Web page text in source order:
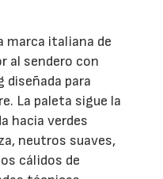
marca italiana de
al sendero con
diseñada para
La paleta sigue la
hacia verdes
neutros suaves,
cálidos de